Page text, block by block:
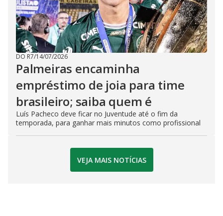
DO R7/14/07/2026
Palmeiras encaminha
empréstimo de joia para time
brasileiro; saiba quem é
Luís Pacheco deve ficar no Juventude até o fim da
temporada, para ganhar mais minutos como profissional
VEJA MAIS NOTÍCIAS